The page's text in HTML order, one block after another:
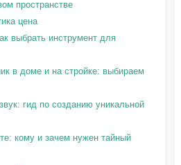
пространстве
цена
выбрать инструмент для
в доме и на стройке: выбираем
гид по созданию уникальной
кому и зачем нужен тайный